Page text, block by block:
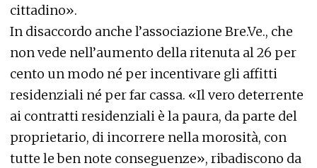
cittadino».
In disaccordo anche l’associazione Bre.Ve., che
non vede nell’aumento della ritenuta al 26 per
cento un modo né per incentivare gli affitti
residenziali né per far cassa. «Il vero deterrente
ai contratti residenziali è la paura, da parte del
proprietario, di incorrere nella morosità, con
tutte le ben note conseguenze», ribadiscono da